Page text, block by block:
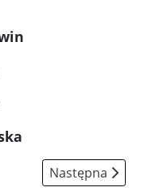
- nasze prace
Następna
Następna